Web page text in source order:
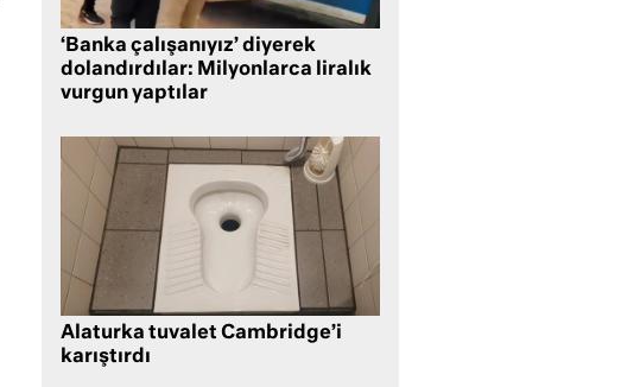
‘Banka çalışanıyız’ diyerek
dolandırdılar: Milyonlarca liralık
vurgun yaptılar
Alaturka tuvalet Cambridge’i
karıştırdı